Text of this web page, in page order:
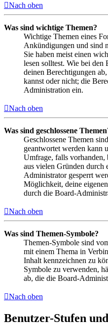
Nach oben
Was sind wichtige Themen?
Wichtige Themen eines
Ankündigungen und sind
Sie haben meist einen
lesen solltest. Wie bei den
deinen Berechtigungen
kannst oder nicht; die
Administration ein.
Nach oben
Was sind geschlossene
Geschlossene Themen
geantwortet werden kann
Umfrage, falls vorhanden,
aus vielen Gründen durch
Administrator gesperrt
Möglichkeit, deine
durch die Board-
Nach oben
Was sind Themen-Symbole?
Themen-Symbole sind
mit einem Thema in
Inhalt kennzeichnen zu
Symbole zu verwenden,
ab, die die Board-
Nach oben
Benutzer-Stufen